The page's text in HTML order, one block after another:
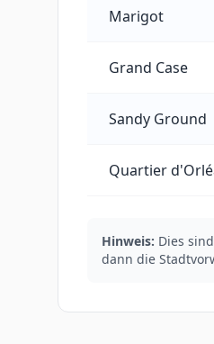
Marigot
Grand Case
Sandy Ground
Quartier
Hinweis: Dies
dann die